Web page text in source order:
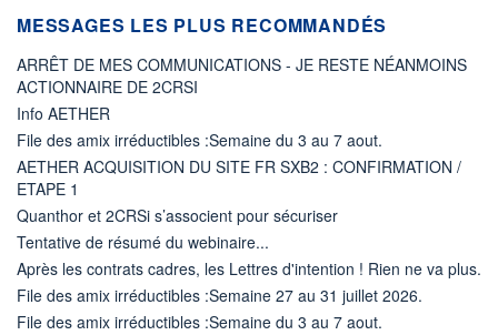
MESSAGES LES PLUS RECOMMANDÉS
ARRÊT DE MES COMMUNICATIONS - JE RESTE NÉANMOINS
ACTIONNAIRE DE 2CRSI
Info AETHER
File des amix irréductibles :Semaine du 3 au 7 aout.
AETHER ACQUISITION DU SITE FR SXB2 : CONFIRMATION /
ETAPE 1
Quanthor et 2CRSi s’associent pour sécuriser
Tentative de résumé du webinaire...
Après les contrats cadres, les Lettres d'intention ! Rien ne va plus.
File des amix irréductibles :Semaine 27 au 31 juillet 2026.
File des amix irréductibles :Semaine du 3 au 7 aout.